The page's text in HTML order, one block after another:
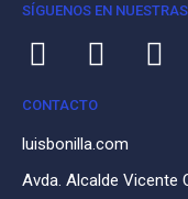
SÍGUENOS EN
CONTACTO
luisbonilla.com
Avda. Alcalde Vicente